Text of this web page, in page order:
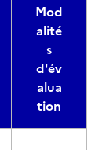
Mod
alité
s
d'év
alua
tion